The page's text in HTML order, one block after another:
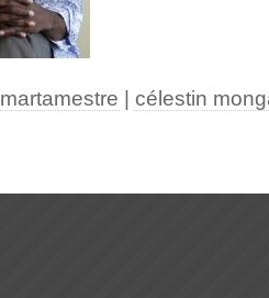
martamestre célestin